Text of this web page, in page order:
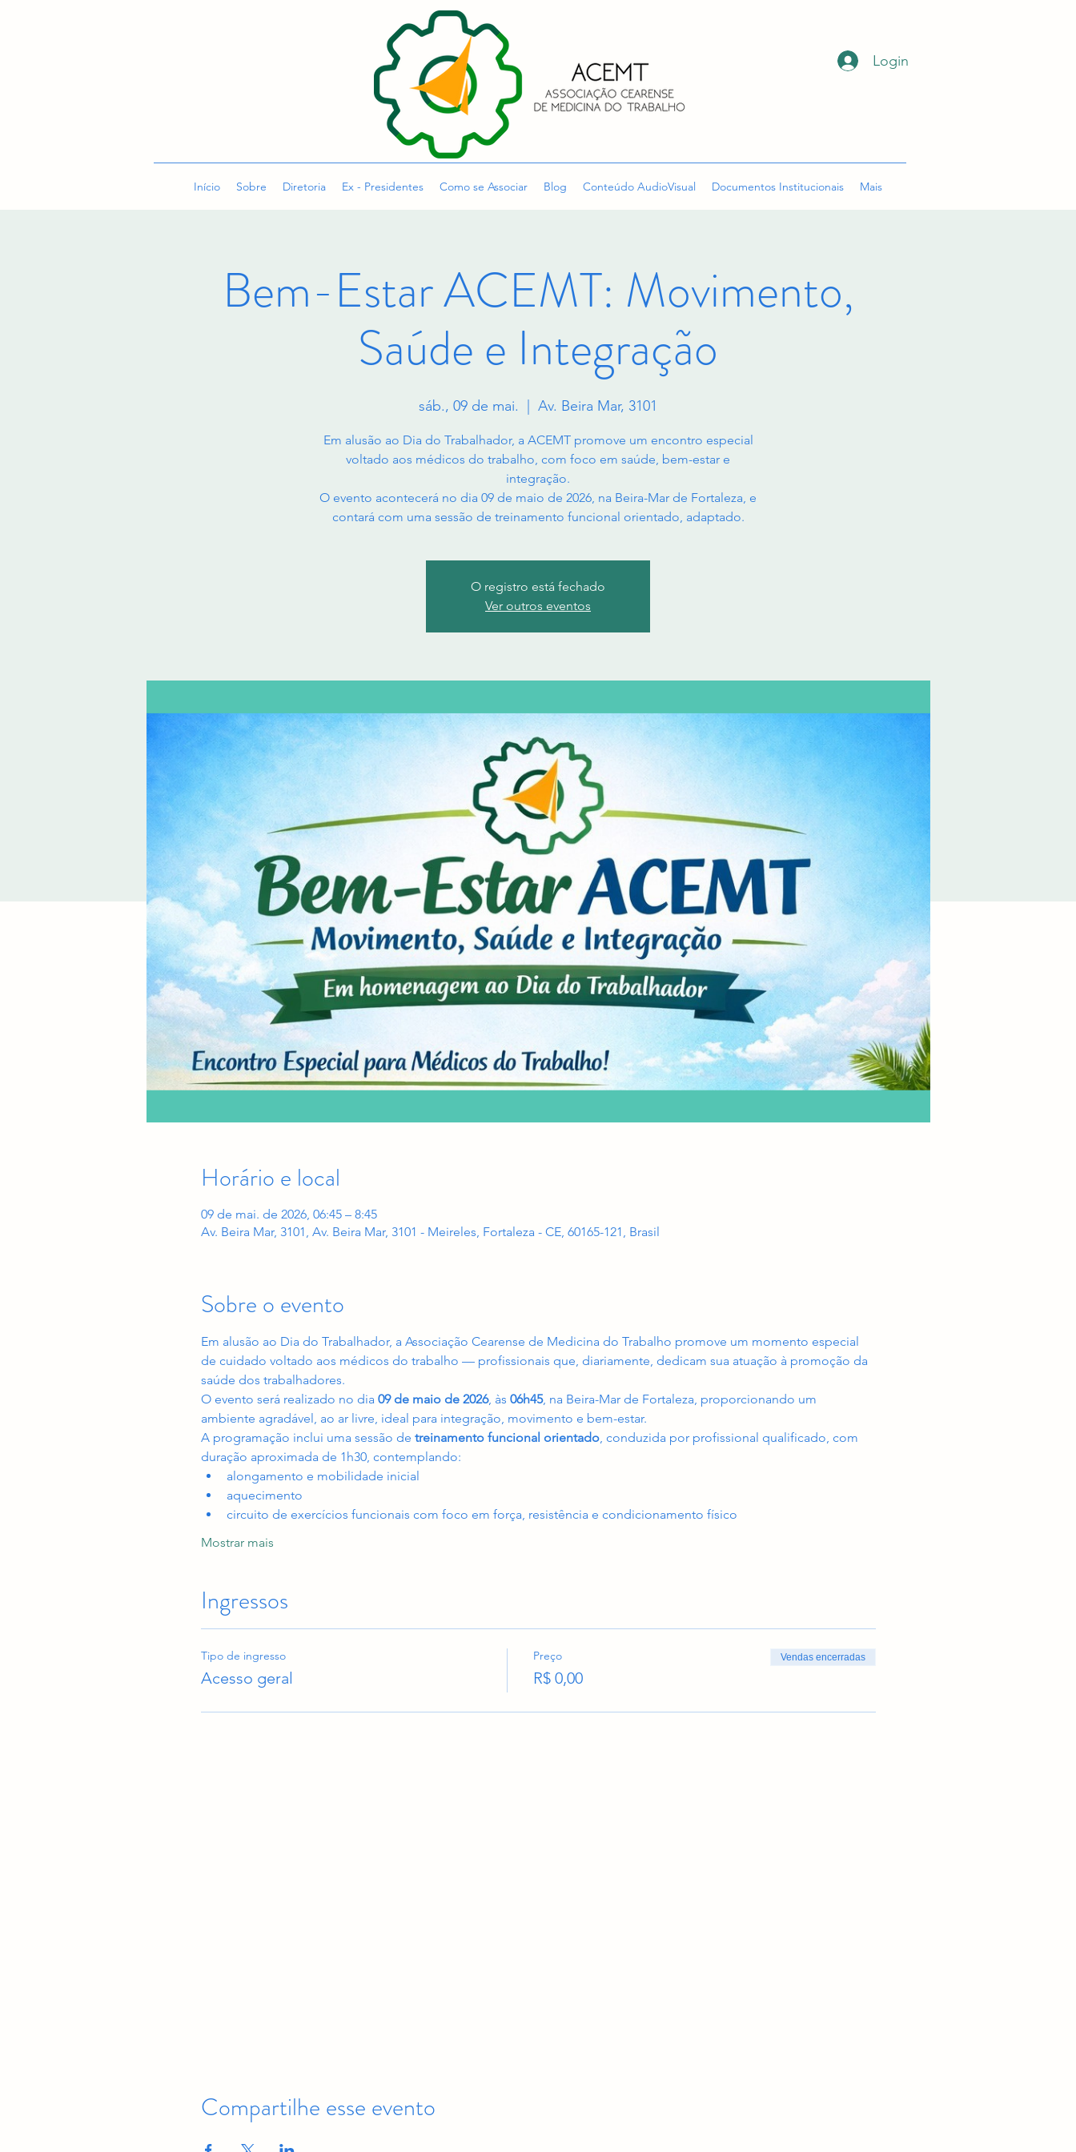
Login
Início Sobre Diretoria Ex - Presidentes Como se Associar Blog Conteúdo AudioVisual Documentos Institucionais Mais
Bem-Estar ACEMT: Movimento,
Saúde e Integração
sáb., 09 de mai. Av. Beira Mar, 3101
Em alusão ao Dia do Trabalhador, a ACEMT promove um encontro especial
voltado aos médicos do trabalho, com foco em saúde, bem-estar e
integração.
O evento acontecerá no dia 09 de maio de 2026, na Beira-Mar de Fortaleza, e
contará com uma sessão de treinamento funcional orientado, adaptado.
O registro está fechado
Ver outros eventos
Horário e local
09 de mai. de 2026, 06:45 – 8:45
Av. Beira Mar, 3101, Av. Beira Mar, 3101 - Meireles, Fortaleza - CE, 60165-121, Brasil
Sobre o evento
Em alusão ao Dia do Trabalhador, a Associação Cearense de Medicina do Trabalho promove um momento especial
de cuidado voltado aos médicos do trabalho — profissionais que, diariamente, dedicam sua atuação à promoção da
saúde dos trabalhadores.
O evento será realizado no dia 09 de maio de 2026, às 06h45, na Beira-Mar de Fortaleza, proporcionando um
ambiente agradável, ao ar livre, ideal para integração, movimento e bem-estar.
A programação inclui uma sessão de treinamento funcional orientado, conduzida por profissional qualificado, com
duração aproximada de 1h30, contemplando:
alongamento e mobilidade inicial
aquecimento
circuito de exercícios funcionais com foco em força, resistência e condicionamento físico
Mostrar mais
Ingressos
Tipo de ingresso
Acesso geral
Preço
R$ 0,00
Vendas encerradas
Compartilhe esse evento